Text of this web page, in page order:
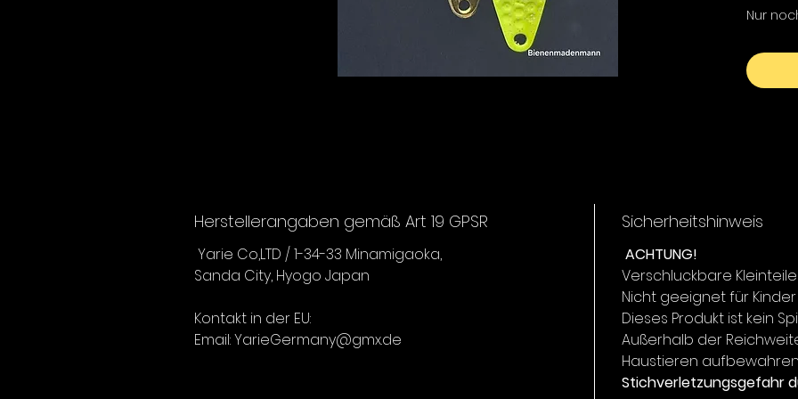
Nur
Herstellerangaben gemäß Art 19 GPSR
Yarie Co,LTD / 1-34-33 Minamigaoka,
Sanda City, Hyogo Japan
Kontakt in der EU:
Email: YarieGermany@gmx.de
Sicherheitshinweis
ACHTUNG!
Verschluckbare
Nicht geeignet für
Dieses Produkt ist kein
Außerhalb der
Haustieren
Stichverletzungsgefahr